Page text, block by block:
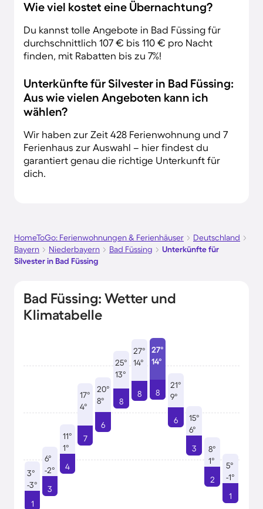
Wie viel kostet eine Übernachtung?
Du kannst tolle Angebote in Bad Füssing für
durchschnittlich 107 € bis 110 € pro Nacht
finden, mit Rabatten bis zu 7%!
Unterkünfte für Silvester in Bad Füssing:
Aus wie vielen Angeboten kann ich
wählen?
Wir haben zur Zeit 428 Ferienwohnung und 7
Ferienhaus zur Auswahl – hier findest du
garantiert genau die richtige Unterkunft für
dich.
HomeToGo: Ferienwohnungen & Ferienhäuser
Deutschland
Bayern
Niederbayern Bad Füssing
Unterkünfte für
Silvester in Bad Füssing
Bad Füssing: Wetter und
Klimatabelle
3°
-3°
1
6°
-2°
3
11°
1°
4
17°
4°
7
20°
8°
6
25°
13°
8
27°
14°
8
27°
14°
8
21°
9°
6
15°
6°
3
8°
1°
2
5°
-1°
1